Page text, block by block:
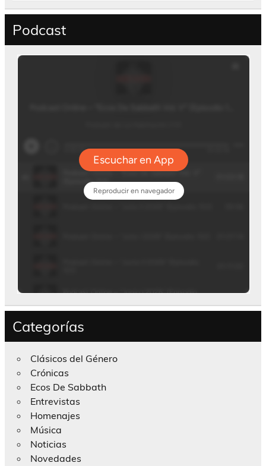
Podcast
Categorías
Clásicos del Género
Crónicas
Ecos De Sabbath
Entrevistas
Homenajes
Música
Noticias
Novedades